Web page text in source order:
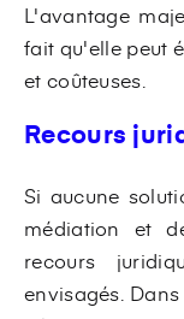
L'avantage
fait qu'elle peut
et coûteuses.
Recours
Si aucune
médiation et
recours
envisagés.